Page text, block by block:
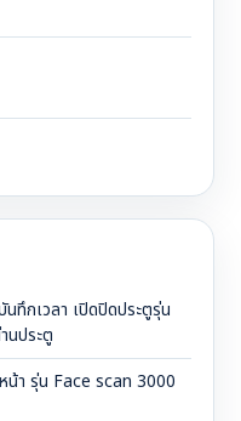
กเวลา เปิดปิดประตูรุ่น
นประตู
า รุ่น Face scan 3000